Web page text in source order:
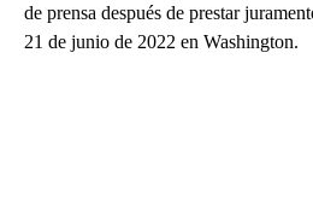
de prensa después de prestar
21 de junio de 2022 en Washington.